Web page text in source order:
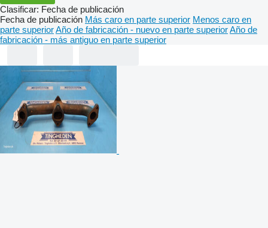
Clasificar: Fecha de publicación
Fecha de publicación Más caro en parte superior Menos caro en
parte superiorAño de fabricación - nuevo en parte superiorAño de
fabricación - más antiguo en parte superior